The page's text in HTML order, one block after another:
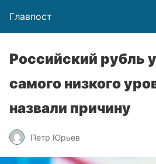
Главпост
Российский рубль
самого низкого
назвали причину
Петр Юрьев